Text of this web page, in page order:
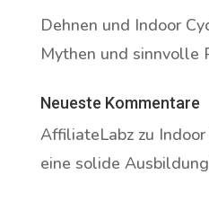
Dehnen und Indoor
Mythen und sinnvolle
Neueste Kommentare
AffiliateLabzzu
eine solide